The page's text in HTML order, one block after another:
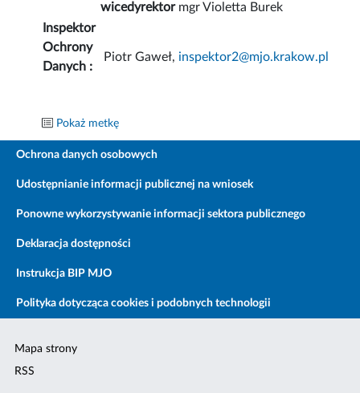
wicedyrektormgr Violetta Burek
Inspektor
Ochrony
Danych :
Piotr Gaweł, inspektor2@mjo.krakow.pl
Pokaż metkę
Ochrona danych osobowych
Udostępnianie informacji publicznej na wniosek
Ponowne wykorzystywanie informacji sektora publicznego
Deklaracja dostępności
Instrukcja BIP MJO
Polityka dotycząca cookies i podobnych technologii
Mapa strony
RSS